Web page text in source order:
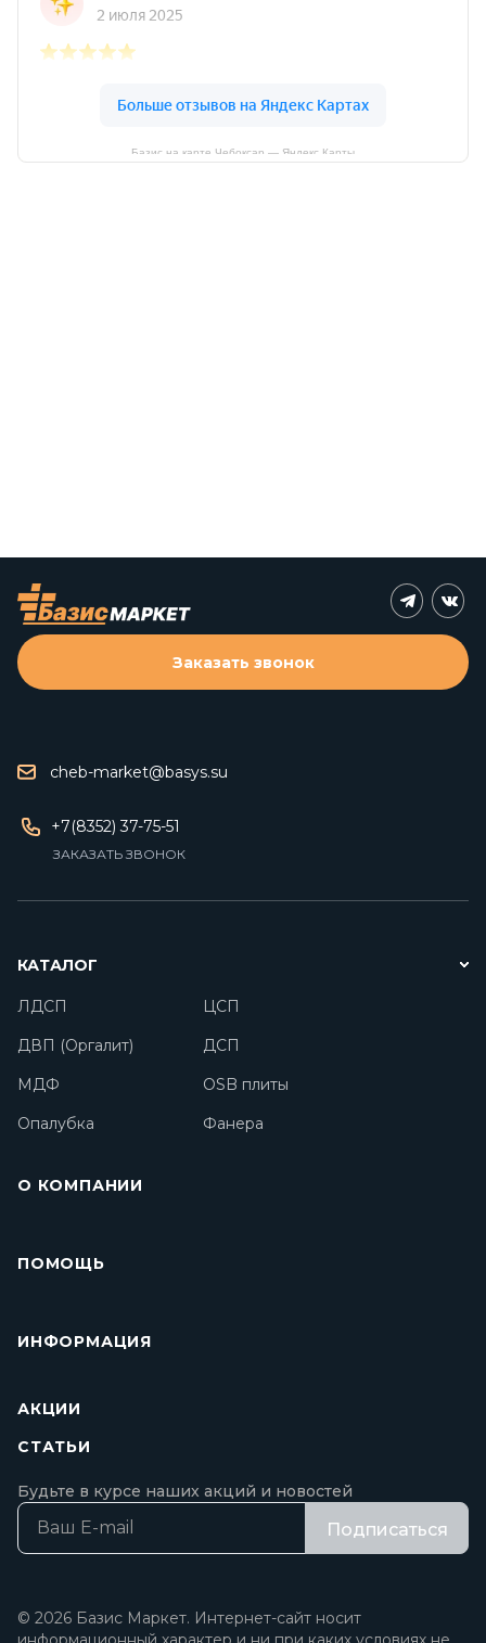
Базис на карте Чебоксар — Яндекс Карты
cheb-market@basys.su
+7(8352) 37-75-51
ЗАКАЗАТЬ ЗВОНОК
Заказать звонок
КАТАЛОГ
ЛДСП
ЦСП
ДВП (Оргалит)
ДСП
МДФ
OSB плиты
Опалубка
Фанера
О КОМПАНИИ
ПОМОЩЬ
ИНФОРМАЦИЯ
АКЦИИ
СТАТЬИ
Будьте в курсе наших акций и новостей
Подписаться
© 2026 Базис Маркет. Интернет-сайт носит